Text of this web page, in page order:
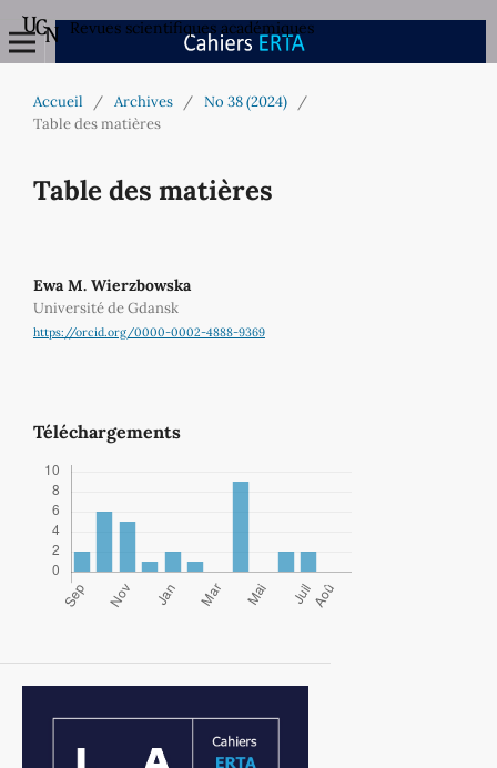
Revues scientifiques académiques
Accueil / Archives / No 38 (2024)
/
Table des matières
Table des matières
Ewa M. Wierzbowska
Université de Gdansk
https://orcid.org/0000-0002-4888-9369
Téléchargements